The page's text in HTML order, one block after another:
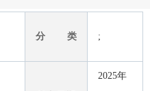
分 类 ;
2025年